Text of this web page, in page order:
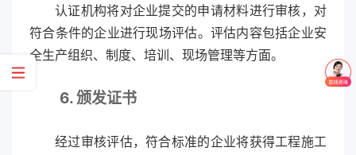
认证机构将对企业提交的申请材料进行审核，对
符合条件的企业进行现场评估。评估内容包括企业安
全生产组织、制度、培训、现场管理等方面。
6. 颁发证书
经过审核评估，符合标准的企业将获得工程施工